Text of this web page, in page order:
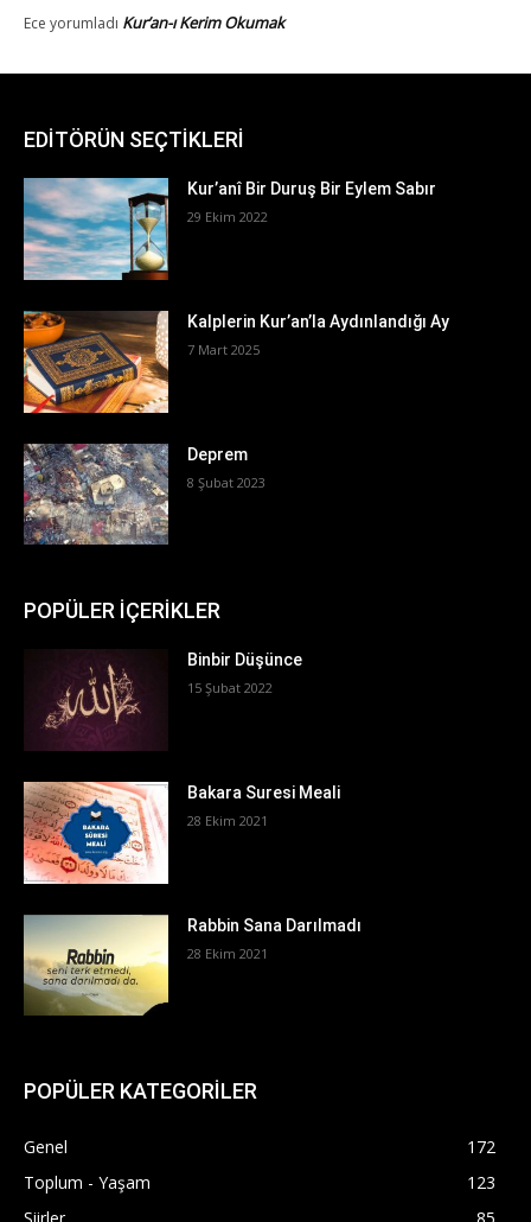
EDİTÖRÜN SEÇTİKLERİ
Kur’anî Bir Duruş Bir Eylem Sabır
29 Ekim 2022
Kalplerin Kur’an’la Aydınlandığı Ay
7 Mart 2025
Deprem
8 Şubat 2023
POPÜLER İÇERİKLER
Binbir Düşünce
15 Şubat 2022
Bakara Suresi Meali
28 Ekim 2021
Rabbin Sana Darılmadı
28 Ekim 2021
POPÜLER KATEGORİLER
Genel
172
Toplum - Yaşam
123